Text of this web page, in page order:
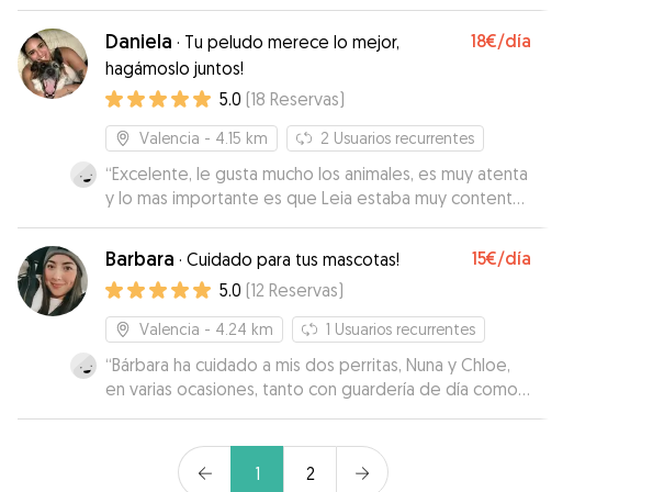
Daniela · Tu peludo merece lo mejor,
hagámoslo juntos!
18€/día
5.0 (18 Reservas)
Valencia - 4.15 km 2 Usuarios recurrentes
“Excelente, le gusta mucho los animales, es muy atenta
y lo mas importante es que Leia estaba muy contenta.
Para la próxima voy a repetir sin dudarlo.”
Barbara · Cuidado para tus mascotas! 15€/día
5.0 (12 Reservas)
Valencia - 4.24 km 1 Usuarios recurrentes
“Bárbara ha cuidado a mis dos perritas, Nuna y Chloe,
en varias ocasiones, tanto con guardería de día como
con alojamiento, y siempre las ha tratado con
informada. Se agradece mucho saber que están en
buenas manos. Mis perras están muy contentas cuando
1 2